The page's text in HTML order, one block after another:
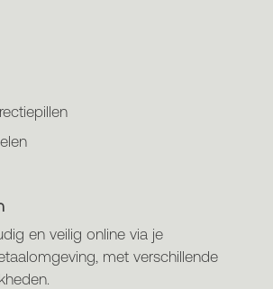
en veilig online via je
met verschillende